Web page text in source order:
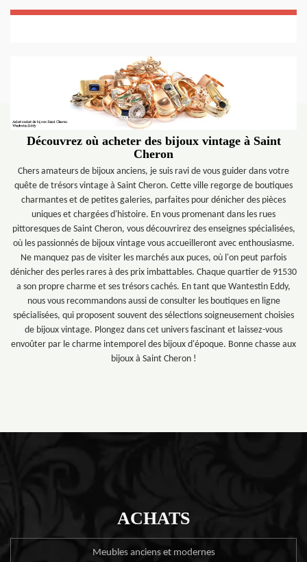
Découvrez où acheter des bijoux vintage à Saint
Cheron
Chers amateurs de bijoux anciens, je suis ravi de vous guider dans votre
quête de trésors vintage à Saint Cheron. Cette ville regorge de boutiques
charmantes et de petites galeries, parfaites pour dénicher des pièces
uniques et chargées d'histoire. En vous promenant dans les rues
pittoresques de Saint Cheron, vous découvrirez des enseignes spécialisées,
où les passionnés de bijoux vintage vous accueilleront avec enthousiasme.
Ne manquez pas de visiter les marchés aux puces, où l'on peut parfois
dénicher des perles rares à des prix imbattables. Chaque quartier de 91530
a son propre charme et ses trésors cachés. En tant que Wantestin Eddy,
nous vous recommandons aussi de consulter les boutiques en ligne
spécialisées, qui proposent souvent des sélections soigneusement choisies
de bijoux vintage. Plongez dans cet univers fascinant et laissez-vous
envoûter par le charme intemporel des bijoux d'époque. Bonne chasse aux
bijoux à Saint Cheron !
ACHATS
Meubles anciens et modernes